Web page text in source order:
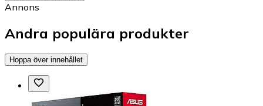
Annons
Andra populära produkter
Hoppa över innehållet